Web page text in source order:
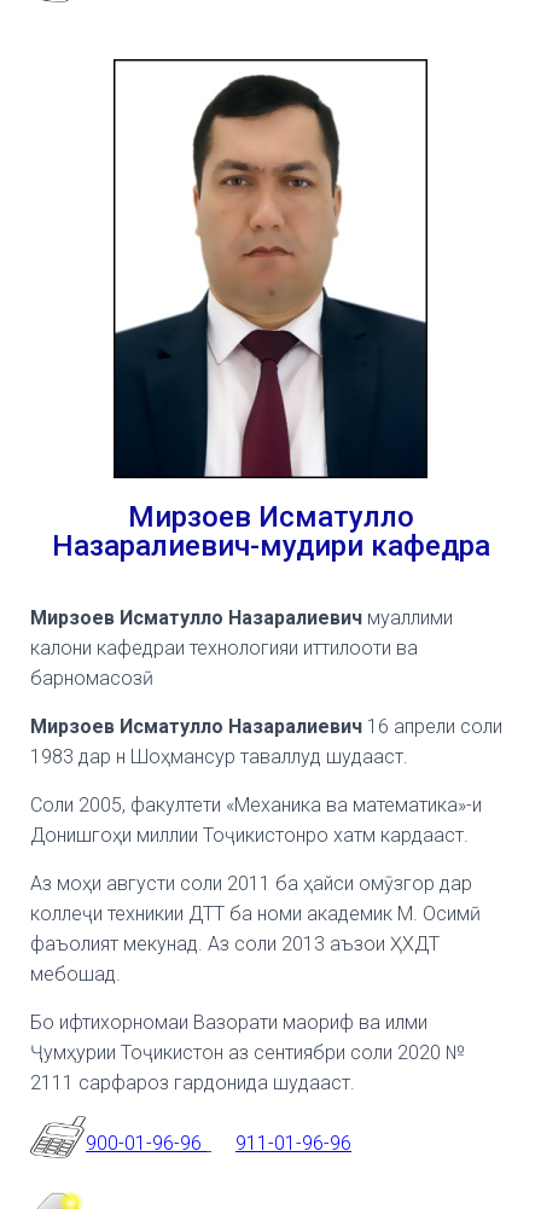
Мирзоев Исматулло
Назаралиевич-мудири кафедра
Мирзоев Исматулло Назаралиевич муаллими
калони кафедраи технологияи иттилооти ва
барномасозӣ
Мирзоев Исматулло Назаралиевич 16 апрели соли
1983 дар н Шоҳмансур таваллуд шудааст.
Соли 2005, факултети «Механика ва математика»-и
Донишгоҳи миллии Тоҷикистонро хатм кардааст.
Аз моҳи августи соли 2011 ба ҳайси омӯзгор дар
коллеҷи техникии ДТТ ба номи академик М. Осимӣ
фаъолият мекунад. Аз соли 2013 аъзои ҲХДТ
мебошад.
Бо ифтихорномаи Вазорати маориф ва илми
Ҷумҳурии Тоҷикистон аз сентиябри соли 2020 №
2111 сарфароз гардонида шудааст.
900-01-96-96 911-01-96-96